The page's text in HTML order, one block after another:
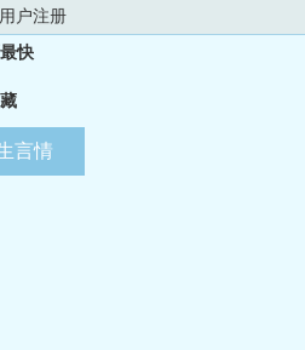
用户注册
快
言情